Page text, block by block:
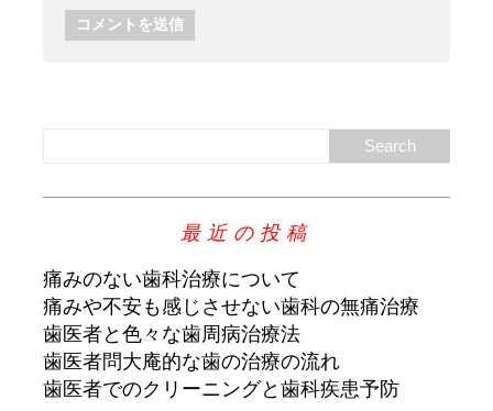
最近の投稿
痛みのない歯科治療について
痛みや不安も感じさせない歯科の無痛治療
歯医者と色々な歯周病治療法
歯医者問大庵的な歯の治療の流れ
歯医者でのクリーニングと歯科疾患予防